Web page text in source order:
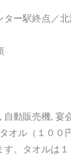
ター駅終点／
自動販売機, 宴
オル（１００
。タオルは１